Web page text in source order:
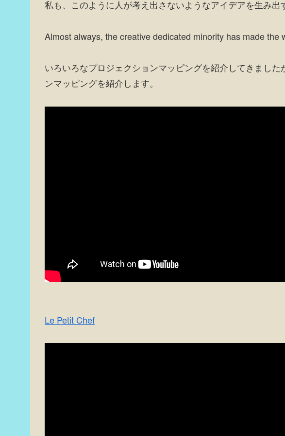
私も、このように人が考え出さないようなアイデアを生み出
Almost always, the creative dedicated minority has made the
いろいろなプロジェクションマッピングを紹介してきまし
ンマッピングを紹介します。
Le Petit Chef